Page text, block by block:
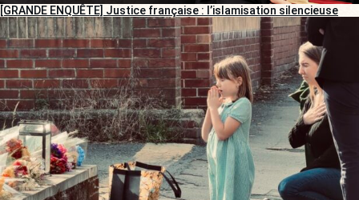
[GRANDE ENQUÊTE] Justice française : l’islamisation silencieuse